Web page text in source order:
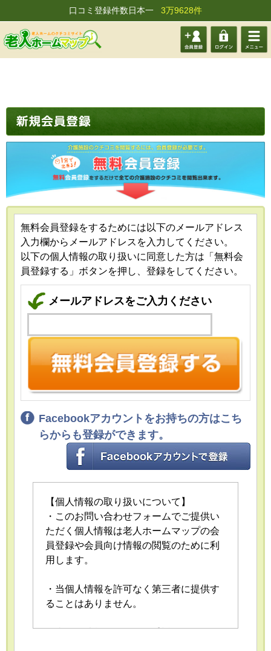
口コミ登録件数日本一 3万9628件
会員登 ログイ メニュ
無料会員登録をするためには以下のメールアドレス
入力欄からメールアドレスを入力してください。
以下の個人情報の取り扱いに同意した方は「無料会
員登録する」ボタンを押し、登録をしてください。
メールアドレスをご入力ください
Facebookアカウントをお持ちの方はこち
らからも登録ができます。
【個人情報の取り扱いについて】
・このお問い合わせフォームでご提供い
ただく個人情報は老人ホームマップの会
員登録や会員向け情報の閲覧のために利
用します。
・当個人情報を許可なく第三者に提供す
ることはありません。